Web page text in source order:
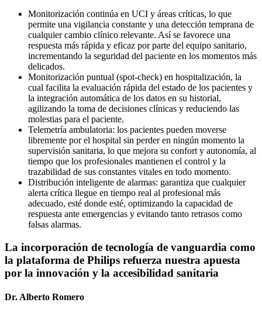
Monitorización continúa en UCI y áreas críticas, lo que
permite una vigilancia constante y una detección temprana de
cualquier cambio clínico relevante. Así se favorece una
respuesta más rápida y eficaz por parte del equipo sanitario,
incrementando la seguridad del paciente en los momentos más
delicados.
Monitorización puntual (spot-check) en hospitalización, la
cual facilita la evaluación rápida del estado de los pacientes y
la integración automática de los datos en su historial,
agilizando la toma de decisiones clínicas y reduciendo las
molestias para el paciente.
Telemetría ambulatoria: los pacientes pueden moverse
libremente por el hospital sin perder en ningún momento la
supervisión sanitaria, lo que mejora su confort y autonomía, al
tiempo que los profesionales mantienen el control y la
trazabilidad de sus constantes vitales en todo momento.
Distribución inteligente de alarmas: garantiza que cualquier
alerta crítica llegue en tiempo real al profesional más
adecuado, esté donde esté, optimizando la capacidad de
respuesta ante emergencias y evitando tanto retrasos como
falsas alarmas.
La incorporación de tecnología de vanguardia como
la plataforma de Philips refuerza nuestra apuesta
por la innovación y la accesibilidad sanitaria
Dr. Alberto Romero